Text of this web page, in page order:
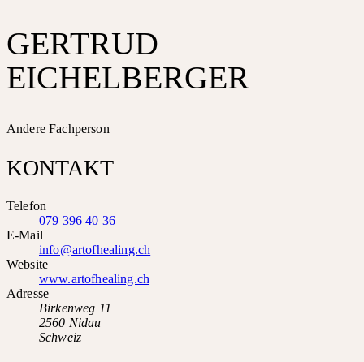
GERTRUD
EICHELBERGER
Andere Fachperson
KONTAKT
Telefon
079 396 40 36
E-Mail
info@artofhealing.ch
Website
www.artofhealing.ch
Adresse
Birkenweg 11
2560 Nidau
Schweiz